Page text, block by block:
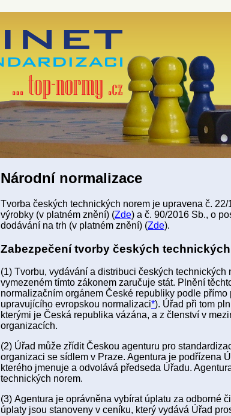
Národní normalizace
Tvorba českých technických norem je upravena č.
výrobky (v platném znění) (Zde) a č. 90/2016 Sb., o
dodávání na trh (v platném znění) (Zde).
Zabezpečení tvorby českých technických
(1) Tvorbu, vydávání a distribuci českých
vymezeném tímto zákonem zaručuje stát. Plnění
normalizačním orgánem České republiky podle
upravujícího evropskou normalizaci*). Úřad při tom
kterými je Česká republika vázána, a z členství v
organizacích.
(2) Úřad může zřídit Českou agenturu pro
organizaci se sídlem v Praze. Agentura je podřízena
kterého jmenuje a odvolává předseda Úřadu.
technických norem.
(3) Agentura je oprávněna vybírat úplatu za odborné
úplaty jsou stanoveny v ceníku, který vydává Úřad